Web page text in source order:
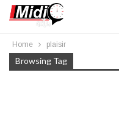
Home plaisir
Browsing Tag